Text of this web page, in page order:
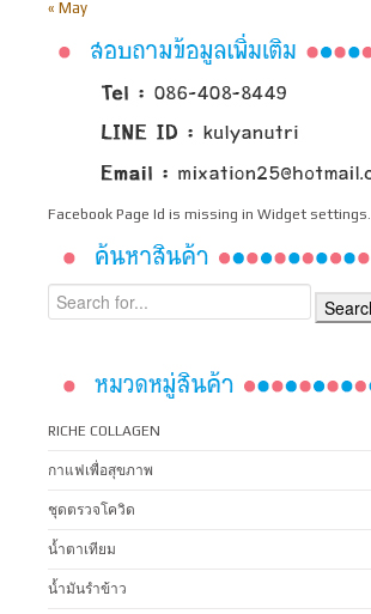
« May
Facebook Page Id is missing in Widget settings.
RICHE COLLAGEN
กาแฟเพื่อสุขภาพ
ชุดตรวจโควิด
น้ำตาเทียม
น้ำมันรำข้าว